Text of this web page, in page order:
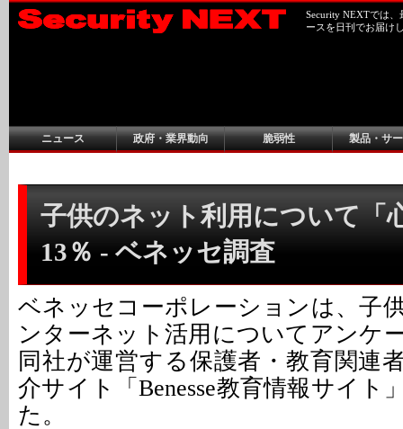
Security NEXTでは
ースを日刊でお届け
ニュース 政府・業界動向 脆弱性 製品・サ
子供のネット利用について「
13％ - ベネッセ調査
ベネッセコーポレーションは、子
ンターネット活用についてアンケ
同社が運営する保護者・教育関連
介サイト「Benesse教育情報サイト
た。